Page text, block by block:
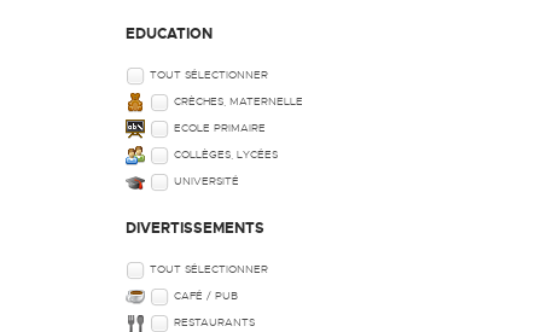
EDUCATION
TOUT SÉLECTIONNER
CRÈCHES, MATERNELLE
ECOLE PRIMAIRE
COLLÈGES, LYCÉES
UNIVERSITÉ
DIVERTISSEMENTS
TOUT SÉLECTIONNER
CAFÉ / PUB
RESTAURANTS